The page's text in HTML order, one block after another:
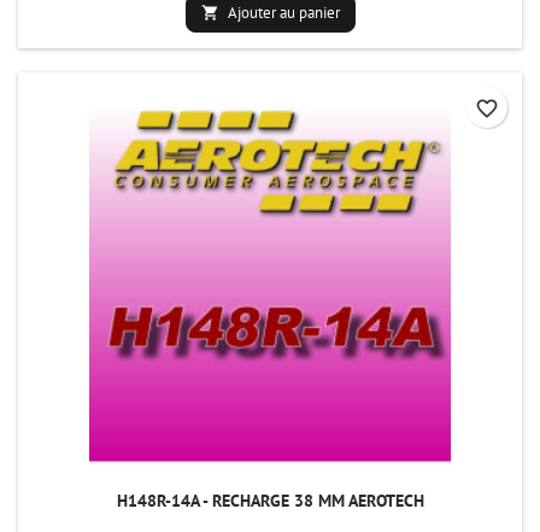
 Ajouter au panier
H148R-14A - RECHARGE 38 MM AEROTECH
favorite_border